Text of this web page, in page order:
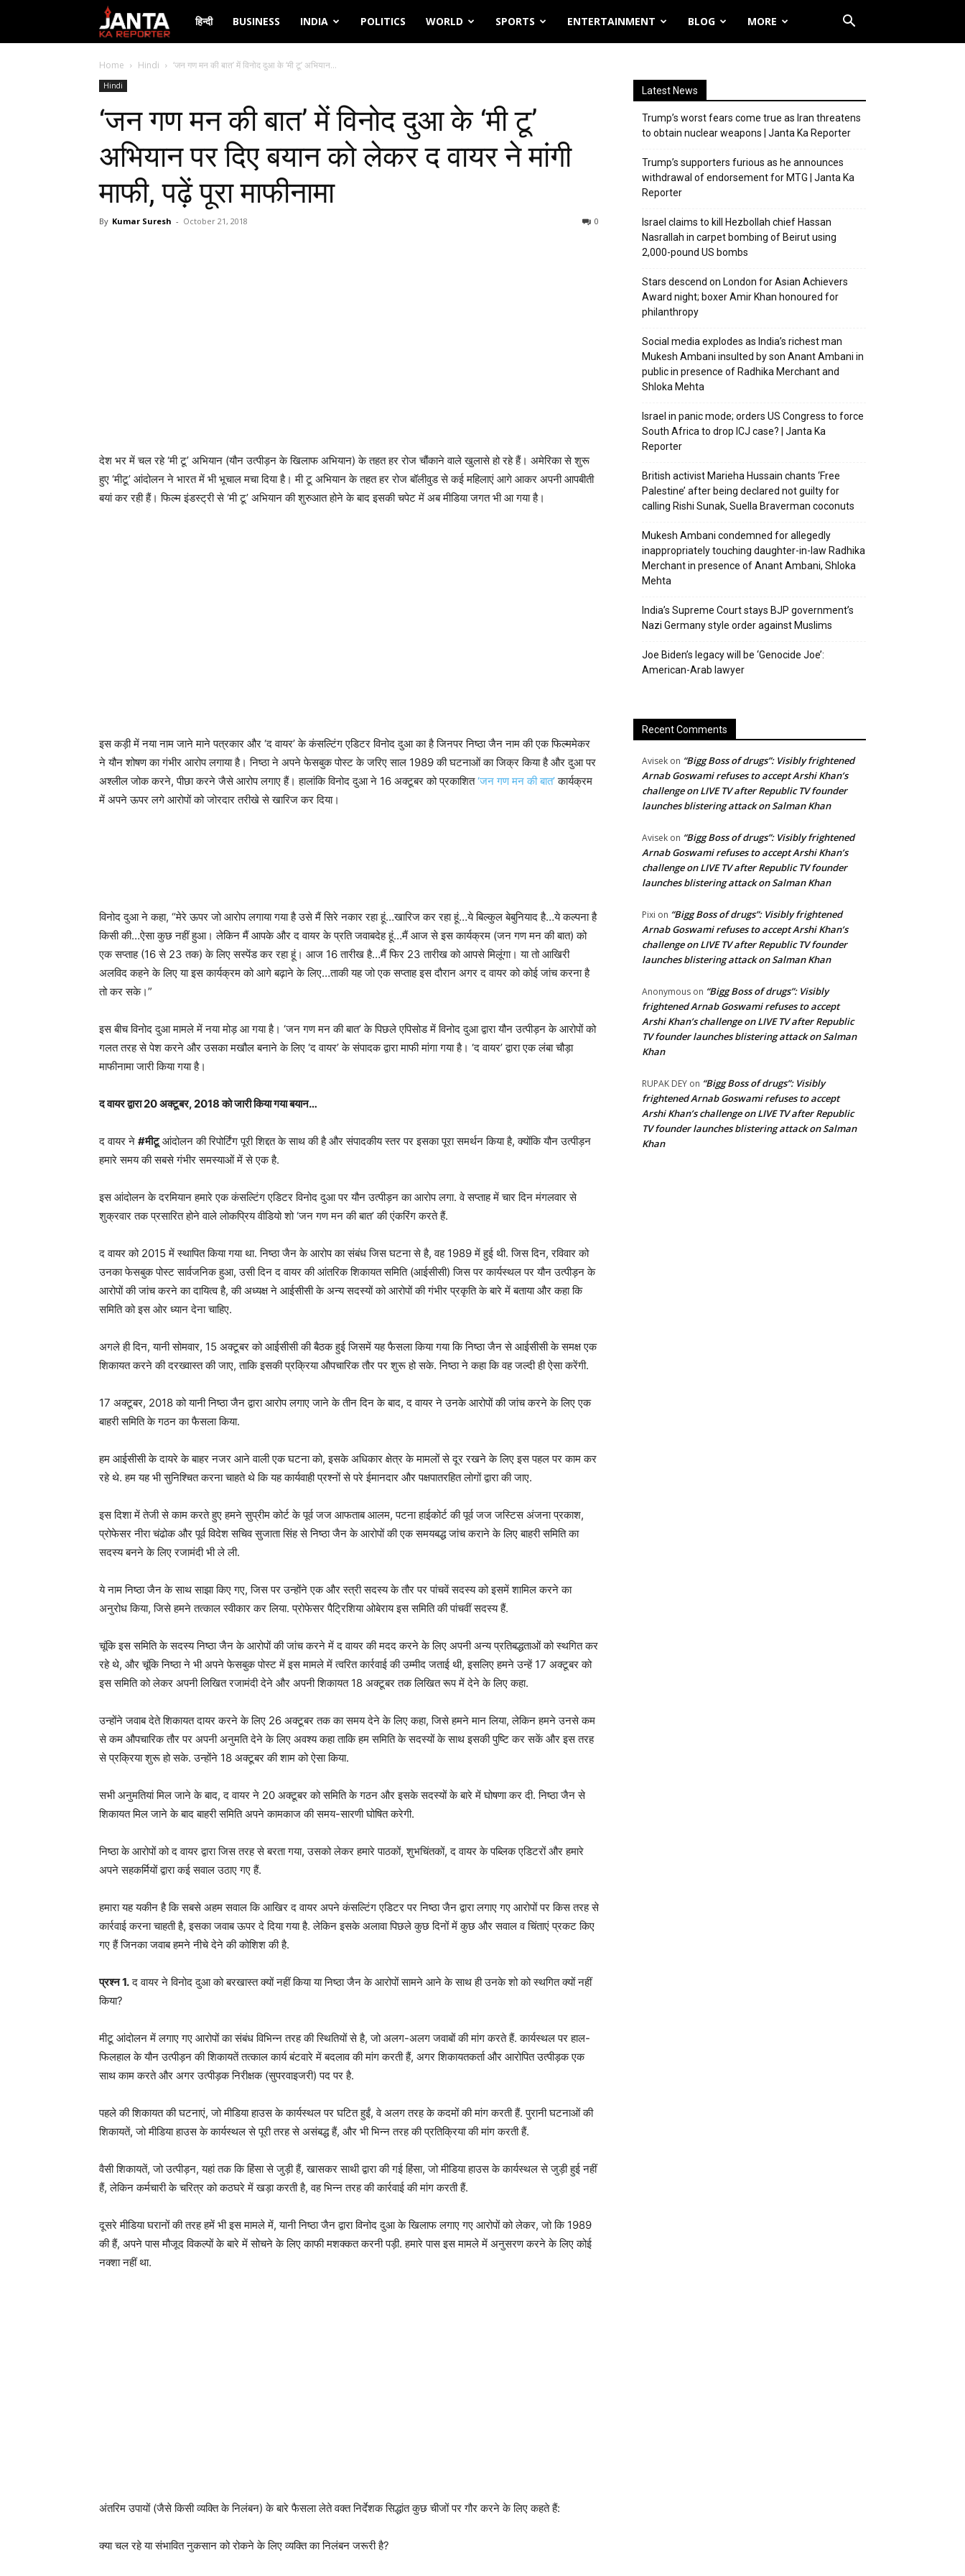
Janta
Ka
हिन्दी BUSINESS INDIA POLITICS WORLD SPORTS ENTERTAINMENT BLOG MORE
Home Hindi ‘जन गण मन की बात’ में विनोद दुआ के ‘मी टू’ अभियान...
Hindi
‘जन गण मन की बात’ में विनोद दुआ के ‘मी टू’
अभियान पर दिए बयान को लेकर द वायर ने मांगी
माफी, पढ़ें पूरा माफीनामा
By Kumar Suresh - October 21, 2018 0
देश भर में चल रहे ‘मी टू’ अभियान (यौन उत्पीड़न के खिलाफ अभियान) के तहत हर रोज चौंकाने वाले खुलासे हो रहे हैं। अमेरिका से शुरू
हुए ‘मीटू’ आंदोलन ने भारत में भी भूचाल मचा दिया है। मी टू अभियान के तहत हर रोज बॉलीवुड से कई महिलाएं आगे आकर अपनी आपबीती
बयां कर रही हैं। फिल्म इंडस्ट्री से ‘मी टू’ अभियान की शुरुआत होने के बाद इसकी चपेट में अब मीडिया जगत भी आ गया है।
इस कड़ी में नया नाम जाने माने पत्रकार और ‘द वायर’ के कंसल्टिंग एडिटर विनोद दुआ का है जिनपर निष्ठा जैन नाम की एक फिल्ममेकर
ने यौन शोषण का गंभीर आरोप लगाया है। निष्ठा ने अपने फेसबुक पोस्ट के जरिए साल 1989 की घटनाओं का जिक्र किया है और दुआ पर
अश्लील जोक करने, पीछा करने जैसे आरोप लगाए हैं। हालांकि विनोद दुआ ने 16 अक्टूबर को प्रकाशित‘जन गण मन की बात’कार्यक्रम
में अपने ऊपर लगे आरोपों को जोरदार तरीखे से खारिज कर दिया।
विनोद दुआ ने कहा, “मेरे ऊपर जो आरोप लगाया गया है उसे मैं सिरे नकार रहा हूं…खारिज कर रहा हूं…ये बिल्कुल बेबुनियाद है…ये कल्पना है
किसी की…ऐसा कुछ नहीं हुआ। लेकिन मैं आपके और द वायर के प्रति जवाबदेह हूं…मैं आज से इस कार्यक्रम (जन गण मन की बात) को
एक सप्ताह (16 से 23 तक) के लिए सस्पेंड कर रहा हूं। आज 16 तारीख है…मैं फिर 23 तारीख को आपसे मिलूंगा। या तो आखिरी
अलविद कहने के लिए या इस कार्यक्रम को आगे बढ़ाने के लिए…ताकी यह जो एक सप्ताह इस दौरान अगर द वायर को कोई जांच करना है
तो कर सके।”
इस बीच विनोद दुआ मामले में नया मोड़ आ गया है। ‘जन गण मन की बात’ के पिछले एपिसोड में विनोद दुआ द्वारा यौन उत्पीड़न के आरोपों को
गलत तरह से पेश करने और उसका मखौल बनाने के लिए ‘द वायर’ के संपादक द्वारा माफी मांगा गया है। ‘द वायर’ द्वारा एक लंबा चौड़ा
माफीनामा जारी किया गया है।
द वायर द्वारा 20 अक्टूबर, 2018 को जारी किया गया बयान…
द वायर ने #मीटूआंदोलन की रिपोर्टिंग पूरी शिद्दत के साथ की है और संपादकीय स्तर पर इसका पूरा समर्थन किया है, क्योंकि यौन उत्पीड़न
हमारे समय की सबसे गंभीर समस्याओं में से एक है.
इस आंदोलन के दरमियान हमारे एक कंसल्टिंग एडिटर विनोद दुआ पर यौन उत्पीड़न का आरोप लगा. वे सप्ताह में चार दिन मंगलवार से
शुक्रवार तक प्रसारित होने वाले लोकप्रिय वीडियो शो ‘जन गण मन की बात’ की एंकरिंग करते हैं.
द वायर को 2015 में स्थापित किया गया था. निष्ठा जैन के आरोप का संबंध जिस घटना से है, वह 1989 में हुई थी. जिस दिन, रविवार को
उनका फेसबुक पोस्ट सार्वजनिक हुआ, उसी दिन द वायर की आंतरिक शिकायत समिति (आईसीसी) जिस पर कार्यस्थल पर यौन उत्पीड़न के
आरोपों की जांच करने का दायित्व है, की अध्यक्ष ने आईसीसी के अन्य सदस्यों को आरोपों की गंभीर प्रकृति के बारे में बताया और कहा कि
समिति को इस ओर ध्यान देना चाहिए.
अगले ही दिन, यानी सोमवार, 15 अक्टूबर को आईसीसी की बैठक हुई जिसमें यह फैसला किया गया कि निष्ठा जैन से आईसीसी के समक्ष एक
शिकायत करने की दरख्वास्त की जाए, ताकि इसकी प्रक्रिया औपचारिक तौर पर शुरू हो सके. निष्ठा ने कहा कि वह जल्दी ही ऐसा करेंगी.
17 अक्टूबर, 2018 को यानी निष्ठा जैन द्वारा आरोप लगाए जाने के तीन दिन के बाद, द वायर ने उनके आरोपों की जांच करने के लिए एक
बाहरी समिति के गठन का फैसला किया.
हम आईसीसी के दायरे के बाहर नजर आने वाली एक घटना को, इसके अधिकार क्षेत्र के मामलों से दूर रखने के लिए इस पहल पर काम कर
रहे थे. हम यह भी सुनिश्चित करना चाहते थे कि यह कार्यवाही प्रश्नों से परे ईमानदार और पक्षपातरहित लोगों द्वारा की जाए.
इस दिशा में तेजी से काम करते हुए हमने सुप्रीम कोर्ट के पूर्व जज आफताब आलम, पटना हाईकोर्ट की पूर्व जज जस्टिस अंजना प्रकाश,
प्रोफेसर नीरा चंढोक और पूर्व विदेश सचिव सुजाता सिंह से निष्ठा जैन के आरोपों की एक समयबद्ध जांच कराने के लिए बाहरी समिति का
सदस्य बनने के लिए रजामंदी भी ले ली.
ये नाम निष्ठा जैन के साथ साझा किए गए, जिस पर उन्होंने एक और स्त्री सदस्य के तौर पर पांचवें सदस्य को इसमें शामिल करने का
अनुरोध किया, जिसे हमने तत्काल स्वीकार कर लिया. प्रोफेसर पैट्रिशिया ओबेराय इस समिति की पांचवीं सदस्य हैं.
चूंकि इस समिति के सदस्य निष्ठा जैन के आरोपों की जांच करने में द वायर की मदद करने के लिए अपनी अन्य प्रतिबद्धताओं को स्थगित कर
रहे थे, और चूंकि निष्ठा ने भी अपने फेसबुक पोस्ट में इस मामले में त्वरित कार्रवाई की उम्मीद जताई थी, इसलिए हमने उन्हें 17 अक्टूबर को
इस समिति को लेकर अपनी लिखित रजामंदी देने और अपनी शिकायत 18 अक्टूबर तक लिखित रूप में देने के लिए कहा.
उन्होंने जवाब देते शिकायत दायर करने के लिए 26 अक्टूबर तक का समय देने के लिए कहा, जिसे हमने मान लिया, लेकिन हमने उनसे कम
से कम औपचारिक तौर पर अपनी अनुमति देने के लिए अवश्य कहा ताकि हम समिति के सदस्यों के साथ इसकी पुष्टि कर सकें और इस तरह
से प्रक्रिया शुरू हो सके. उन्होंने 18 अक्टूबर की शाम को ऐसा किया.
सभी अनुमतियां मिल जाने के बाद, द वायर ने 20 अक्टूबर को समिति के गठन और इसके सदस्यों के बारे में घोषणा कर दी. निष्ठा जैन से
शिकायत मिल जाने के बाद बाहरी समिति अपने कामकाज की समय-सारणी घोषित करेगी.
निष्ठा के आरोपों को द वायर द्वारा जिस तरह से बरता गया, उसको लेकर हमारे पाठकों, शुभचिंतकों, द वायर के पब्लिक एडिटरों और हमारे
अपने सहकर्मियों द्वारा कई सवाल उठाए गए हैं.
हमारा यह यकीन है कि सबसे अहम सवाल कि आखिर द वायर अपने कंसल्टिंग एडिटर पर निष्ठा जैन द्वारा लगाए गए आरोपों पर किस तरह से
कार्रवाई करना चाहती है, इसका जवाब ऊपर दे दिया गया है. लेकिन इसके अलावा पिछले कुछ दिनों में कुछ और सवाल व चिंताएं प्रकट किए
गए हैं जिनका जवाब हमने नीचे देने की कोशिश की है.
प्रश्न 1.द वायर ने विनोद दुआ को बरखास्त क्यों नहीं किया या निष्ठा जैन के आरोपों सामने आने के साथ ही उनके शो को स्थगित क्यों नहीं
किया?
मीटू आंदोलन में लगाए गए आरोपों का संबंध विभिन्न तरह की स्थितियों से है, जो अलग-अलग जवाबों की मांग करते हैं. कार्यस्थल पर हाल-
फिलहाल के यौन उत्पीड़न की शिकायतें तत्काल कार्य बंटवारे में बदलाव की मांग करती हैं, अगर शिकायतकर्ता और आरोपित उत्पीड़क एक
साथ काम करते और अगर उत्पीड़क निरीक्षक (सुपरवाइजरी) पद पर है.
पहले की शिकायत की घटनाएं, जो मीडिया हाउस के कार्यस्थल पर घटित हुईं, वे अलग तरह के कदमों की मांग करती हैं. पुरानी घटनाओं की
शिकायतें, जो मीडिया हाउस के कार्यस्थल से पूरी तरह से असंबद्ध हैं, और भी भिन्न तरह की प्रतिक्रिया की मांग करती हैं.
वैसी शिकायतें, जो उत्पीड़न, यहां तक कि हिंसा से जुड़ी हैं, खासकर साथी द्वारा की गई हिंसा, जो मीडिया हाउस के कार्यस्थल से जुड़ी हुई नहीं
हैं, लेकिन कर्मचारी के चरित्र को कठघरे में खड़ा करती है, वह भिन्न तरह की कार्रवाई की मांग करती हैं.
दूसरे मीडिया घरानों की तरह हमें भी इस मामले में, यानी निष्ठा जैन द्वारा विनोद दुआ के खिलाफ लगाए गए आरोपों को लेकर, जो कि 1989
की हैं, अपने पास मौजूद विकल्पों के बारे में सोचने के लिए काफी मशक्कत करनी पड़ी. हमारे पास इस मामले में अनुसरण करने के लिए कोई
नक्शा नहीं था.
अंतरिम उपायों (जैसे किसी व्यक्ति के निलंबन) के बारे फैसला लेते वक्त निर्देशक सिद्धांत कुछ चीजों पर गौर करने के लिए कहते हैं:
क्या चल रहे या संभावित नुकसान को रोकने के लिए व्यक्ति का निलंबन जरूरी है?
Latest News
Trump’s worst fears come true as Iran threatens
to obtain nuclear weapons | Janta Ka Reporter
Trump’s supporters furious as he announces
withdrawal of endorsement for MTG | Janta Ka
Reporter
Israel claims to kill Hezbollah chief Hassan
Nasrallah in carpet bombing of Beirut using
2,000-pound US bombs
Stars descend on London for Asian Achievers
Award night; boxer Amir Khan honoured for
philanthropy
Social media explodes as India’s richest man
Mukesh Ambani insulted by son Anant Ambani in
public in presence of Radhika Merchant and
Shloka Mehta
Israel in panic mode; orders US Congress to force
South Africa to drop ICJ case? | Janta Ka
Reporter
British activist Marieha Hussain chants ‘Free
Palestine’ after being declared not guilty for
calling Rishi Sunak, Suella Braverman coconuts
Mukesh Ambani condemned for allegedly
inappropriately touching daughter-in-law Radhika
Merchant in presence of Anant Ambani, Shloka
Mehta
India’s Supreme Court stays BJP government’s
Nazi Germany style order against Muslims
Joe Biden’s legacy will be ‘Genocide Joe’:
American-Arab lawyer
Recent Comments
Avisek on “Bigg Boss of drugs”: Visibly frightened
Arnab Goswami refuses to accept Arshi Khan’s
challenge on LIVE TV after Republic TV founder
launches blistering attack on Salman Khan
Avisek on “Bigg Boss of drugs”: Visibly frightened
Arnab Goswami refuses to accept Arshi Khan’s
challenge on LIVE TV after Republic TV founder
launches blistering attack on Salman Khan
Pixi on “Bigg Boss of drugs”: Visibly frightened
Arnab Goswami refuses to accept Arshi Khan’s
challenge on LIVE TV after Republic TV founder
launches blistering attack on Salman Khan
Anonymous on “Bigg Boss of drugs”: Visibly
frightened Arnab Goswami refuses to accept
Arshi Khan’s challenge on LIVE TV after Republic
TV founder launches blistering attack on Salman
Khan
RUPAK DEY on “Bigg Boss of drugs”: Visibly
frightened Arnab Goswami refuses to accept
Arshi Khan’s challenge on LIVE TV after Republic
TV founder launches blistering attack on Salman
Khan